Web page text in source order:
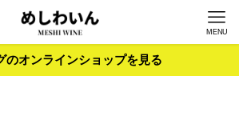
MENU
のオンラインショップを見る